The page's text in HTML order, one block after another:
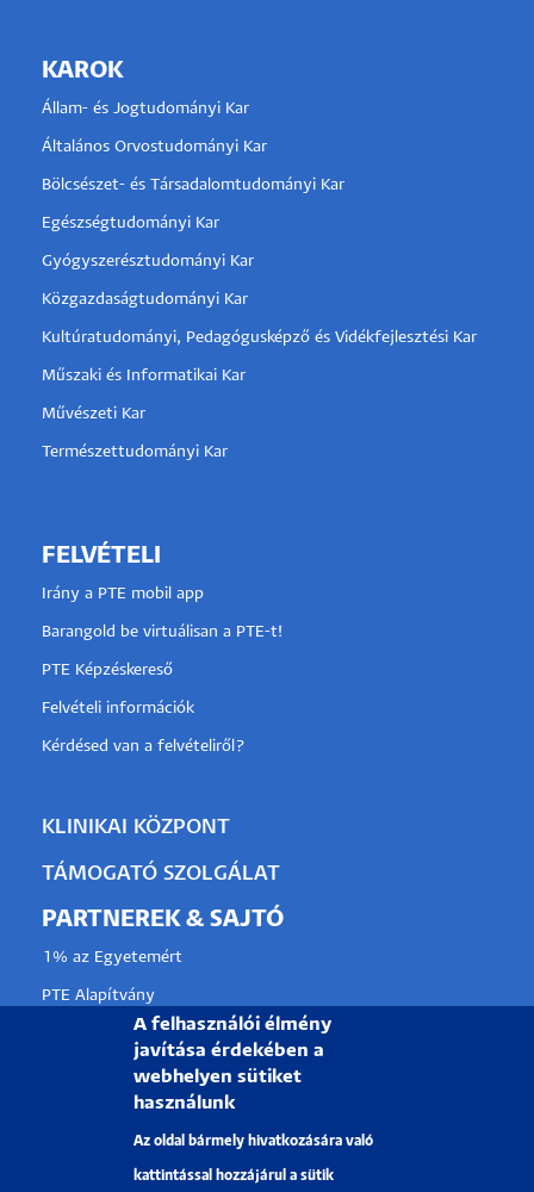
KAROK
Állam- és Jogtudományi Kar
Általános Orvostudományi Kar
Bölcsészet- és Társadalomtudományi Kar
Egészségtudományi Kar
Gyógyszerésztudományi Kar
Közgazdaságtudományi Kar
Kultúratudományi, Pedagógusképző és Vidékfejlesztési Kar
Műszaki és Informatikai Kar
Művészeti Kar
Természettudományi Kar
FELVÉTELI
Irány a PTE mobil app
Barangold be virtuálisan a PTE-t!
PTE Képzéskereső
Felvételi információk
Kérdésed van a felvételiről?
KLINIKAI KÖZPONT
TÁMOGATÓ SZOLGÁLAT
PARTNEREK & SAJTÓ
1% az Egyetemért
PTE Alapítvány
Partnerkapcsolati lehetőségek
Médiaajánlat
Pályázati projektek
A felhasználói élmény
javítása érdekében a
webhelyen sütiket
használunk
Az oldal bármely hivatkozására való
kattintással hozzájárul a sütik